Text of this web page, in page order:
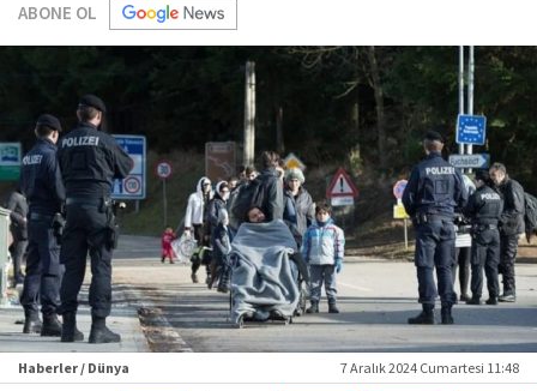
ABONE OL
Haberler / Dünya 7 Aralık 2024 Cumartesi 11:48